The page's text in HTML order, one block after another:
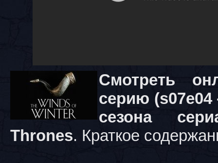
Смотреть
серию (s07e04
сезона
Thrones. Краткое